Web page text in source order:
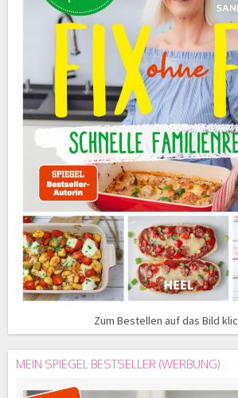
Zum Bestellen auf das Bild
MEIN SPIEGEL BESTSELLER (WERBUNG)